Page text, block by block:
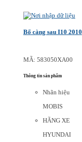
Bố càng sau I10 2010
MÃ: 583050XA00
Thông tin sản phẩm
Nhãn hiệu
MOBIS
HÃNG XE
HYUNDAI